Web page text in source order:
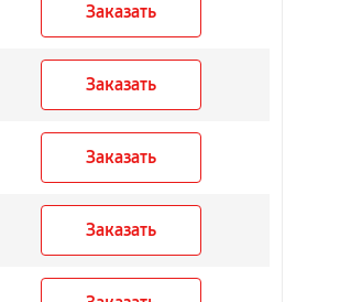
Заказать
Заказать
Заказать
Заказать